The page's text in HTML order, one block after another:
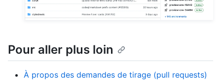
Pour aller plus loin
À propos des demandes de tirage (pull requests)